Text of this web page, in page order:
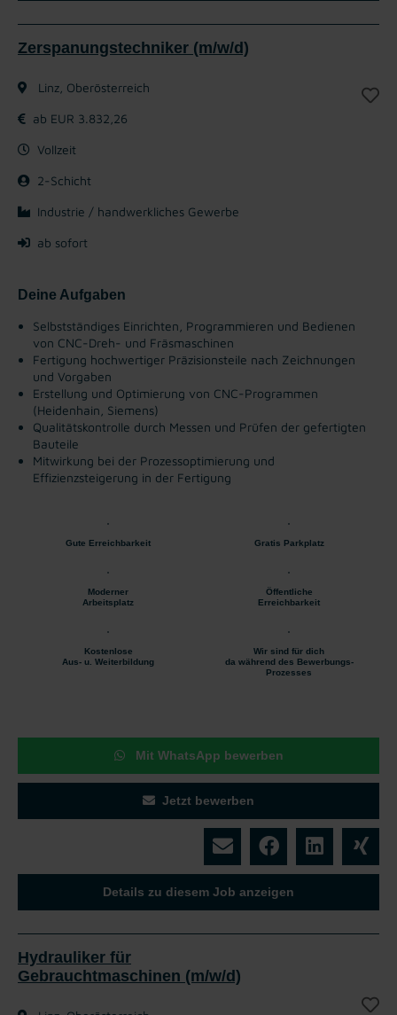
Zerspanungstechniker (m/w/d)
Linz, Oberösterreich
ab EUR 3.832,26
Vollzeit
2-Schicht
Industrie / handwerkliches Gewerbe
ab sofort
Deine Aufgaben
Selbstständiges Einrichten, Programmieren und Bedienen
von CNC-Dreh- und Fräsmaschinen
Fertigung hochwertiger Präzisionsteile nach Zeichnungen
und Vorgaben
Erstellung und Optimierung von CNC-Programmen
(Heidenhain, Siemens)
Qualitätskontrolle durch Messen und Prüfen der gefertigten
Bauteile
Mitwirkung bei der Prozessoptimierung und
Effizienzsteigerung in der Fertigung
Gute Erreichbarkeit Gratis Parkplatz
Moderner
Arbeitsplatz
Öffentliche
Erreichbarkeit
Kostenlose
Aus- u. Weiterbildung
Wir sind für dich
da während des Bewerbungs-
Prozesses
Mit WhatsApp bewerben
Jetzt bewerben
Details zu diesem Job anzeigen
Hydrauliker für
Gebrauchtmaschinen (m/w/d)